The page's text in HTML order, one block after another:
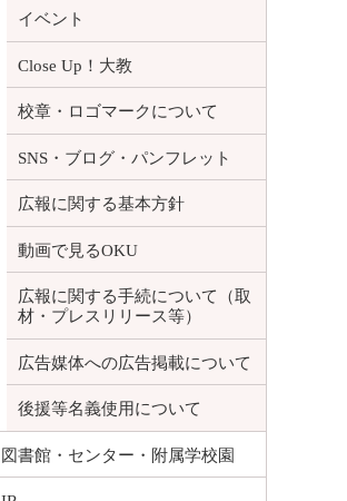
イベント
Close Up！大教
校章・ロゴマークについて
SNS・ブログ・パンフレット
広報に関する基本方針
動画で見るOKU
広報に関する手続について（取
材・プレスリリース等）
広告媒体への広告掲載について
後援等名義使用について
図書館・センター・附属学校園